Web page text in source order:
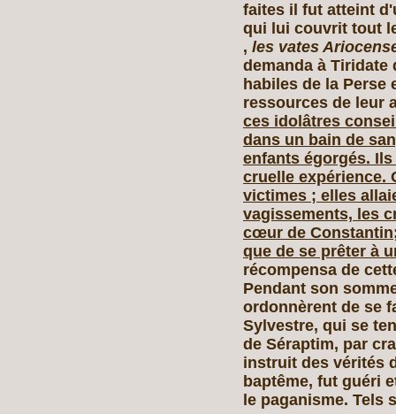
faites il fut atteint
qui lui couvrit tout
, les vates
demanda à Tiridate
habiles de la Perse
ressources de leur
ces idolâtres
dans un bain de
enfants égorgés.
cruelle expérience.
victimes ; elles
vagissements, les
cœur de
que de se prêter à
récompensa de
Pendant son
ordonnèrent de se
Sylvestre, qui se
de Séraptim, par
instruit des vérités
baptême, fut guéri
le paganisme. Tels